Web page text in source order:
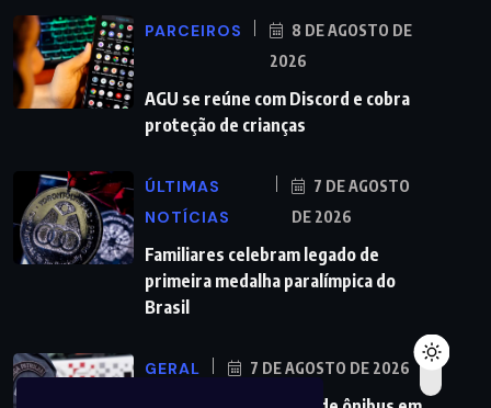
PARCEIROS
8 DE AGOSTO DE
2026
AGU se reúne com Discord e cobra
proteção de crianças
ÚLTIMAS
NOTÍCIAS
7 DE AGOSTO
DE 2026
Familiares celebram legado de
primeira medalha paralímpica do
Brasil
GERAL 7 DE AGOSTO DE 2026